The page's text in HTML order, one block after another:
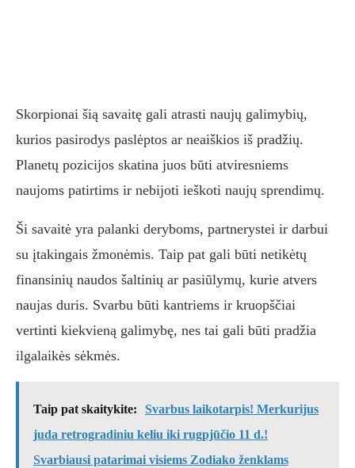
Skorpionai šią savaitę gali atrasti naujų galimybių,
kurios pasirodys paslėptos ar neaiškios iš pradžių.
Planetų pozicijos skatina juos būti atviresniems
naujoms patirtims ir nebijoti ieškoti naujų sprendimų.
Ši savaitė yra palanki deryboms, partnerystei ir darbui
su įtakingais žmonėmis. Taip pat gali būti netikėtų
finansinių naudos šaltinių ar pasiūlymų, kurie atvers
naujas duris. Svarbu būti kantriems ir kruopščiai
vertinti kiekvieną galimybę, nes tai gali būti pradžia
ilgalaikės sėkmės.
Taip pat skaitykite:
Svarbus laikotarpis! Merkurijus
juda retrogradiniu keliu iki rugpjūčio 11 d.!
Svarbiausi patarimai visiems Zodiako ženklams